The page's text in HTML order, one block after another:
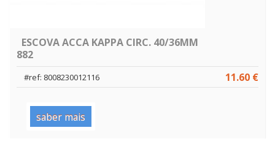
ESCOVA ACCA KAPPA CIRC. 40/36MM
882
11.60 €
#ref: 8008230012116
saber mais